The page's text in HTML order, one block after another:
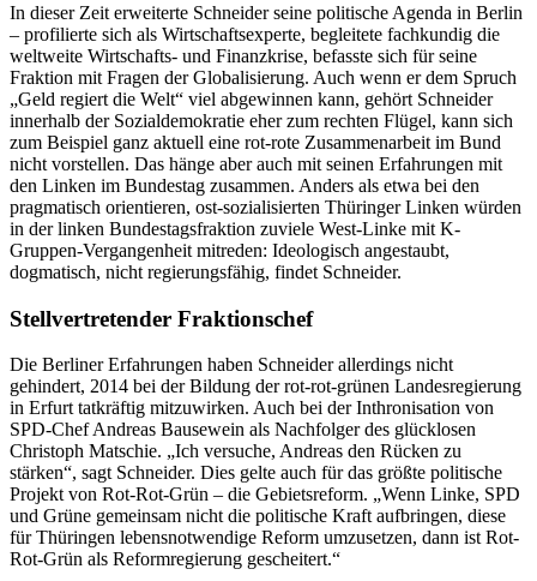
In dieser Zeit erweiterte Schneider seine politische Agenda in Berlin
– profilierte sich als Wirtschaftsexperte, begleitete fachkundig die
weltweite Wirtschafts- und Finanzkrise, befasste sich für seine
Fraktion mit Fragen der Globalisierung. Auch wenn er dem Spruch
„Geld regiert die Welt“ viel abgewinnen kann, gehört Schneider
innerhalb der Sozialdemokratie eher zum rechten Flügel, kann sich
zum Beispiel ganz aktuell eine rot-rote Zusammenarbeit im Bund
nicht vorstellen. Das hänge aber auch mit seinen Erfahrungen mit
den Linken im Bundestag zusammen. Anders als etwa bei den
pragmatisch orientieren, ost-sozialisierten Thüringer Linken würden
in der linken Bundestagsfraktion zuviele West-Linke mit K-
Gruppen-Vergangenheit mitreden: Ideologisch angestaubt,
dogmatisch, nicht regierungsfähig, findet Schneider.
Stellvertretender Fraktionschef
Die Berliner Erfahrungen haben Schneider allerdings nicht
gehindert, 2014 bei der Bildung der rot-rot-grünen Landesregierung
in Erfurt tatkräftig mitzuwirken. Auch bei der Inthronisation von
SPD-Chef Andreas Bausewein als Nachfolger des glücklosen
Christoph Matschie. „Ich versuche, Andreas den Rücken zu
stärken“, sagt Schneider. Dies gelte auch für das größte politische
Projekt von Rot-Rot-Grün – die Gebietsreform. „Wenn Linke, SPD
und Grüne gemeinsam nicht die politische Kraft aufbringen, diese
für Thüringen lebensnotwendige Reform umzusetzen, dann ist Rot-
Rot-Grün als Reformregierung gescheitert.“